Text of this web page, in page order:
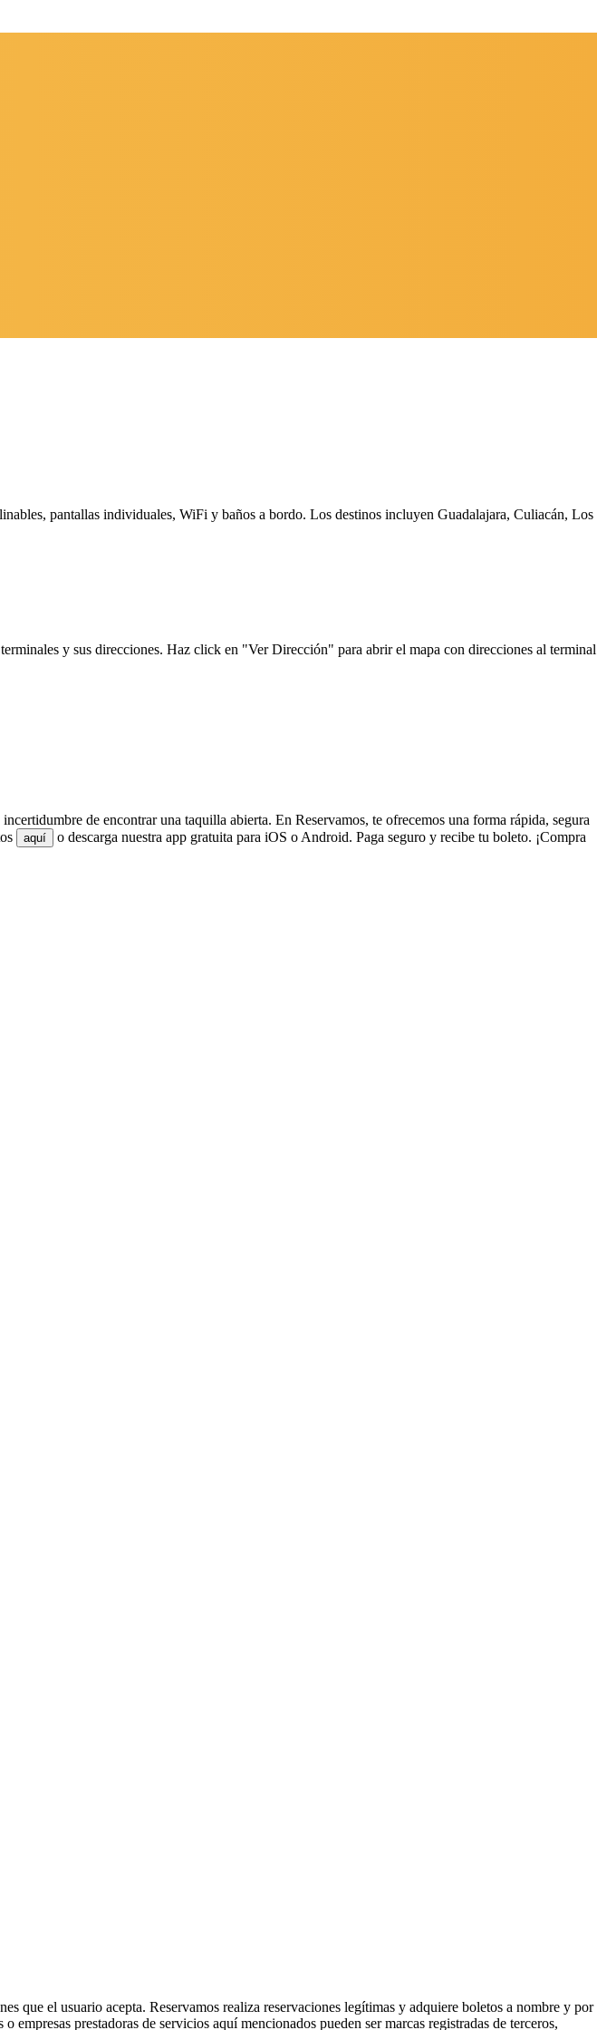
pantallas individuales, WiFi y baños a bordo. Los destinos incluyen Guadalajara, Culiacán, Los
y sus direcciones. Haz click en "Ver Dirección" para abrir el mapa con direcciones al terminal
de encontrar una taquilla abierta. En Reservamos, te ofrecemos una forma rápida, segura
aquí
o descarga nuestra app gratuita para iOS o Android. Paga seguro y recibe tu boleto. ¡Compra
que el usuario acepta. Reservamos realiza reservaciones legítimas y adquiere boletos a nombre y por
prestadoras de servicios aquí mencionados pueden ser marcas registradas de terceros,